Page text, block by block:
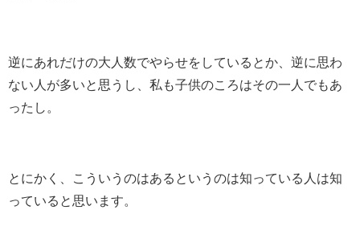
逆にあれだけの大人数でやらせをしているとか、逆に思わ
ない人が多いと思うし、私も子供のころはその一人でもあ
ったし。
とにかく、こういうのはあるというのは知っている人は知
っていると思います。